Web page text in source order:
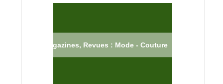
Magazines, Revues : Mode - Couture